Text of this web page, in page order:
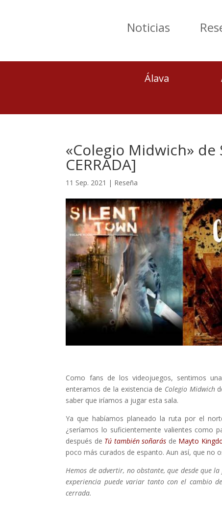
Noticias
Álava
«Colegio Midwich» de
CERRADA]
11 Sep. 2021 | Reseña
Como fans de los videojuegos, sentimos
enteramos de la existencia de Colegio Midwich
saber que iríamos a jugar esta sala.
Ya que habíamos planeado la ruta por el
¿seríamos lo suficientemente valientes como
después de Tú también soñarás de Mayto
poco más curados de espanto. Aun así, que no
Hemos de advertir, no obstante, que desde que
experiencia puede variar tanto con el cambio
cerrada.